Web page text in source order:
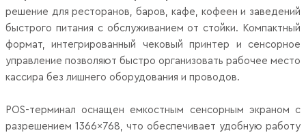
решение для ресторанов, баров, кафе, кофеен и заведений
быстрого питания с обслуживанием от стойки. Компактный
формат, интегрированный чековый принтер и сенсорное
управление позволяют быстро организовать рабочее место
кассира без лишнего оборудования и проводов.
POS-терминал оснащен емкостным сенсорным экраном с
разрешением 1366×768, что обеспечивает удобную работу